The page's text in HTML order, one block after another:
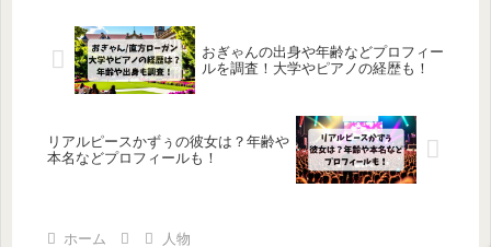
んな奥さんおらんやろ」のかなっぺさ
んとけーとさんの素顔やプロフィール
おぎゃんの出身や年齢などプロフィー
ルを調査！大学やピアノの経歴も！
リアルピースかずぅの彼女は？年齢や
本名などプロフィールも！
ホーム 人物